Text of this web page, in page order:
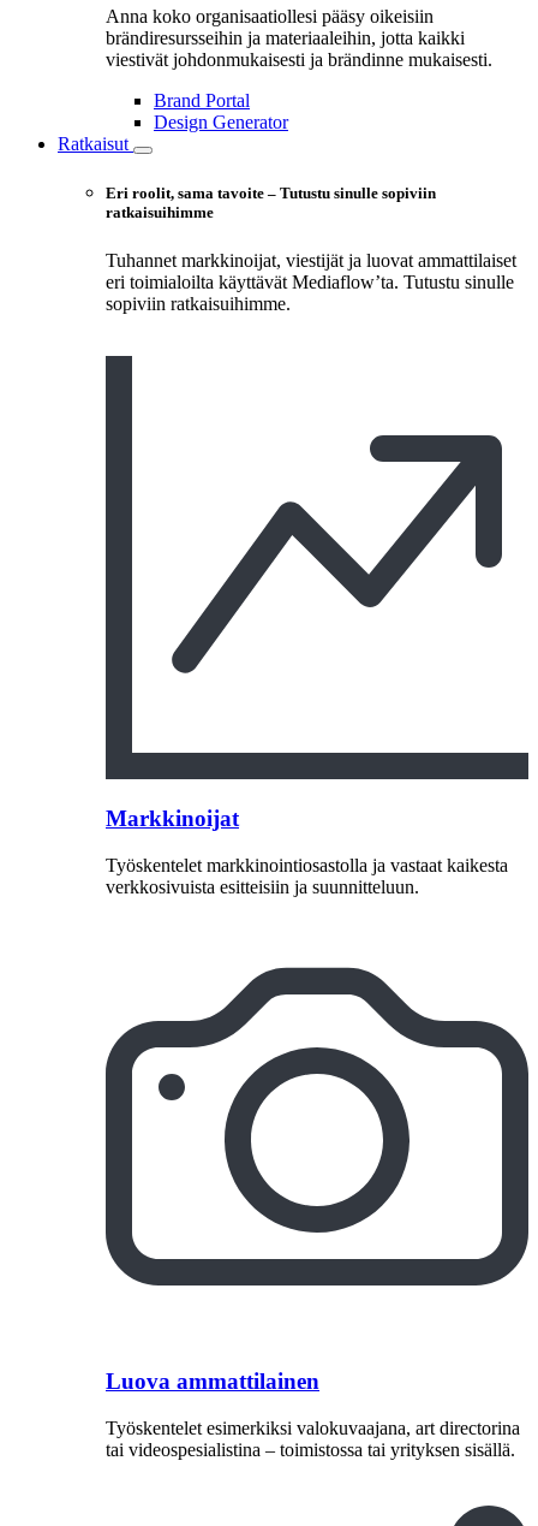
Anna koko organisaatiollesi pääsy oikeisiin
brändiresursseihin ja materiaaleihin, jotta kaikki
viestivät johdonmukaisesti ja brändinne mukaisesti.
Brand Portal
Design Generator
Ratkaisut
Eri roolit, sama tavoite – Tutustu sinulle sopiviin
ratkaisuihimme
Tuhannet markkinoijat, viestijät ja luovat ammattilaiset
eri toimialoilta käyttävät Mediaflow’ta. Tutustu sinulle
sopiviin ratkaisuihimme.
Markkinoijat
Työskentelet markkinointiosastolla ja vastaat kaikesta
verkkosivuista esitteisiin ja suunnitteluun.
Luova ammattilainen
Työskentelet esimerkiksi valokuvaajana, art directorina
tai videospesialistina – toimistossa tai yrityksen sisällä.